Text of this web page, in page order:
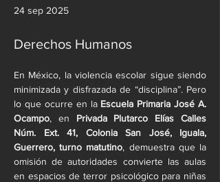
24 sep 2025
Derechos Humanos
En México, la violencia escolar sigue siendo
minimizada y disfrazada de “disciplina”. Pero
lo que ocurre en la Escuela Primaria José A.
Ocampo, en Privada Plutarco Elías Calles
Núm. Ext. 41, Colonia San José, Iguala,
Guerrero, turno matutino, demuestra que la
omisión de autoridades convierte las aulas
en espacios de terror psicológico para niñas